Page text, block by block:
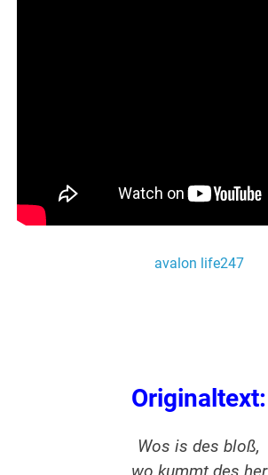
avalon life247
Originaltext:
Wos is des bloß,